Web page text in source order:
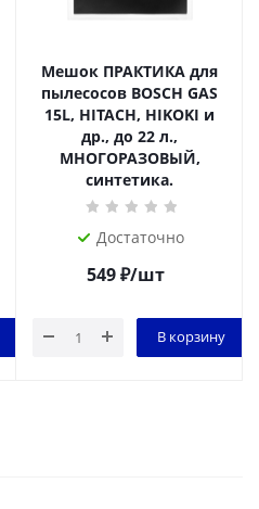
Мешок ПРАКТИКА для
пылесосов BOSCH GAS
15L, HITACH, HIKOKI и
др., до 22 л.,
МНОГОРАЗОВЫЙ,
синтетика.
Достаточно
549₽/шт
В корзину